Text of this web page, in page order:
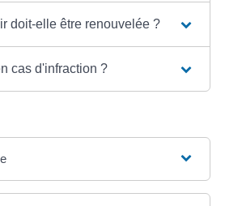
doit-elle être renouvelée ?
cas d'infraction ?